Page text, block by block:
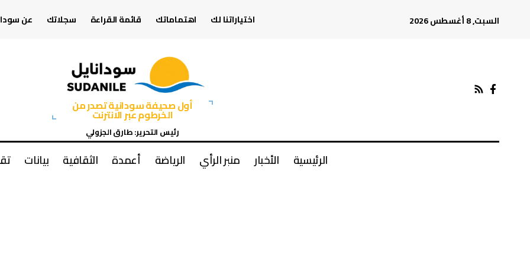
السبت, 8 أغسطس 2026 اختياراتنا لك اهتماماتك قائمة القراءة سجلاتك عن
أول صحيفة سودانية تصدر من
الخرطوم عبر الانترنت
رئيس التحرير: طارق الجزولي
الرئيسية الأخبار منبر الرأي الرياضة أعمدة الثقافية بيانات